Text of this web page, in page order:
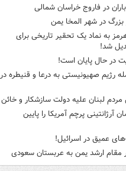
در فاروج خراسان شمالی
بزرگ در شهر المخا یمن
به نماد یک تحقیر تاریخی برای
شد!
در حال پایان است!
رژیم صهیونیستی به درعا و قنیطره در
لبنان علیه دولت سازشکار و خائن
آرژانتینی پرچم آمریکا را پایین
عمیق در اسرائیل!
مقام ارشد یمن به عربستان سعودی